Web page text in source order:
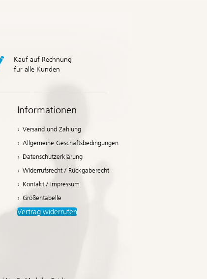
Kauf auf Rechnung
für alle Kunden
Informationen
Versand und Zahlung
Allgemeine Geschäftsbedingungen
Datenschutzerklärung
Widerrufsrecht / Rückgaberecht
Kontakt / Impressum
Größentabelle
Vertrag widerrufen